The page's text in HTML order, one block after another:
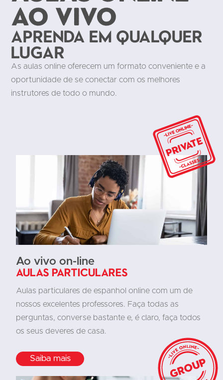
ao vivo
Aprenda em qualquer
lugar
As aulas online oferecem um formato conveniente e a
oportunidade de se conectar com os melhores
instrutores de todo o mundo.
Ao vivo on-line
Aulas particulares
Aulas particulares de espanhol online com um de
nossos excelentes professores. Faça todas as
perguntas, converse bastante e, é claro, faça todos
os seus deveres de casa.
Saiba mais